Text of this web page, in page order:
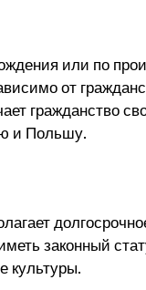
или по
от
гражданство
и Польшу.
законный
культуры.